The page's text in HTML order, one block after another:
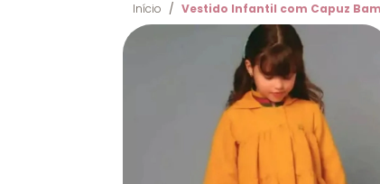
Início Vestido Infantil com Capuz